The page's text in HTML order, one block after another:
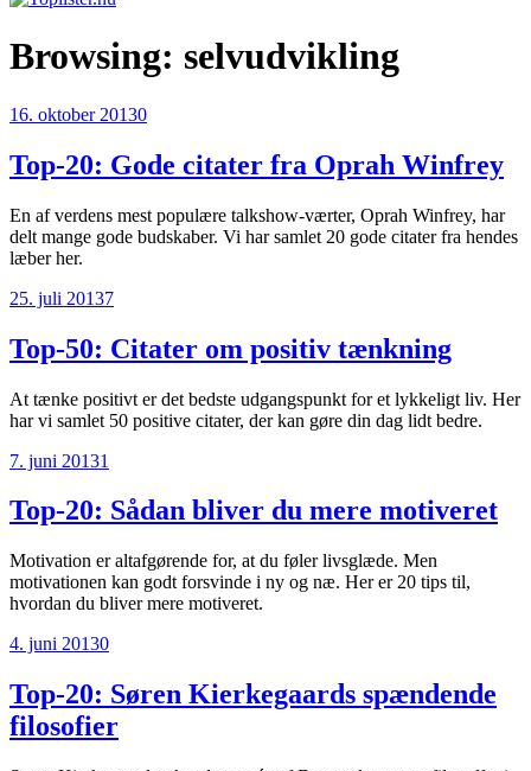
Browsing: selvudvikling
16. oktober 20130
Top-20: Gode citater fra Oprah Winfrey
En af verdens mest populære talkshow-værter, Oprah Winfrey, har
delt mange gode budskaber. Vi har samlet 20 gode citater fra hendes
læber her.
25. juli 20137
Top-50: Citater om positiv tænkning
At tænke positivt er det bedste udgangspunkt for et lykkeligt liv. Her
har vi samlet 50 positive citater, der kan gøre din dag lidt bedre.
7. juni 20131
Top-20: Sådan bliver du mere motiveret
Motivation er altafgørende for, at du føler livsglæde. Men
motivationen kan godt forsvinde i ny og næ. Her er 20 tips til,
hvordan du bliver mere motiveret.
4. juni 20130
Top-20: Søren Kierkegaards spændende
filosofier